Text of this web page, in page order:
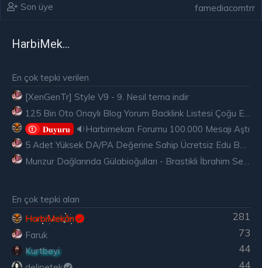
Son üye famediacomtrr
HarbiMekân
En çok tepki verilen
[XenGenTr] Style V9 - 9. Nesil tema indir
𝐃𝐮𝐲𝐮𝐫𝐮
🔉Harbimekan Forumu 100.000 Mesajı Aştı
5 Adet Yüksek DA/PA Değerine Sahip Ücretsiz Edu Backlink
En çok tepki alan
281
HarbiMekân
73
Faruk
44
Kurtbeyi
44